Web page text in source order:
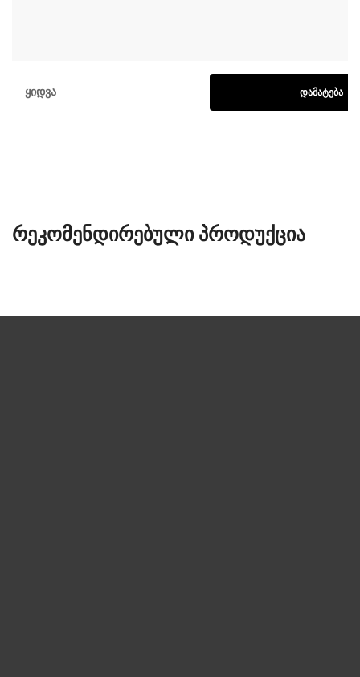
Ყიდვა ᲓᲐᲛᲐᲢᲔᲑᲐ
ᲠᲔᲙᲝᲛᲔᲜᲓᲘᲠᲔᲑᲣᲚᲘ ᲞᲠᲝᲓᲣᲥᲪᲘᲐ